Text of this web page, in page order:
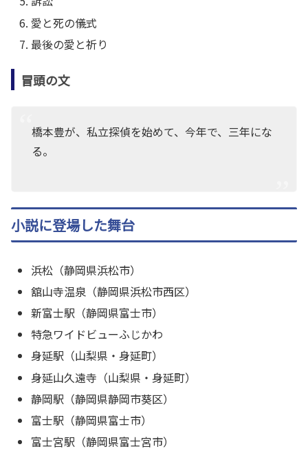
愛と死の儀式
最後の愛と祈り
冒頭の文
橋本豊が、私立探偵を始めて、今年で、三年にな
る。
小説に登場した舞台
浜松（静岡県浜松市）
舘山寺温泉（静岡県浜松市西区）
新富士駅（静岡県富士市）
特急ワイドビューふじかわ
身延駅（山梨県・身延町）
身延山久遠寺（山梨県・身延町）
静岡駅（静岡県静岡市葵区）
富士駅（静岡県富士市）
富士宮駅（静岡県富士宮市）